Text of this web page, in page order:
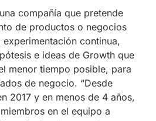
compañía que pretende
de productos o negocios
continua,
e ideas de Growth que
menor tiempo posible, para
de negocio. “Desde
2017 y en menos de 4 años,
en el equipo a